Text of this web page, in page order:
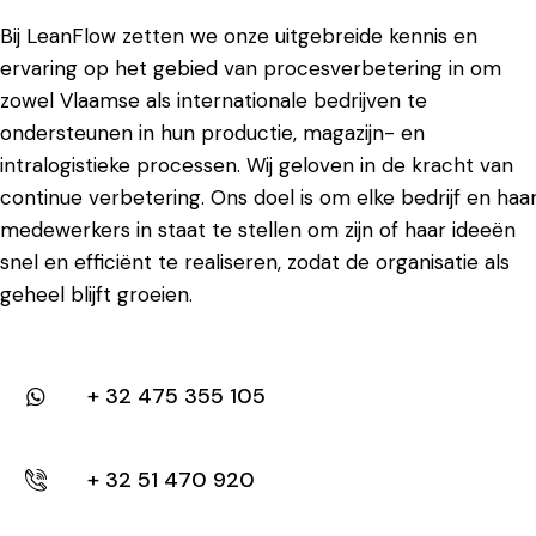
Bij LeanFlow zetten we onze uitgebreide kennis en
ervaring op het gebied van procesverbetering in om
zowel Vlaamse als internationale bedrijven te
ondersteunen in hun productie, magazijn- en
intralogistieke processen. Wij geloven in de kracht van
continue verbetering. Ons doel is om elke bedrijf en
medewerkers in staat te stellen om zijn of haar ideeën
snel en efficiënt te realiseren, zodat de organisatie als
geheel blijft groeien.
+ 32 475 355 105
+ 32 51 470 920